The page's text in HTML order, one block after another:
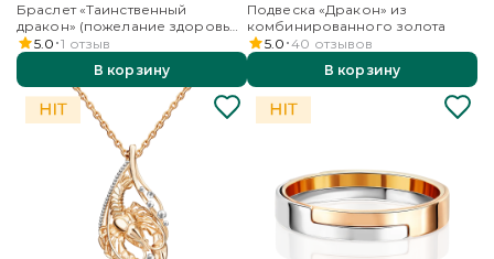
Браслет «Таинственный
дракон» (пожелание здоровья)
из комбинированного золота
5.0 1 отзыв
В корзину
Подвеска «Дракон» из
комбинированного золота
5.0 40 отзывов
В корзину